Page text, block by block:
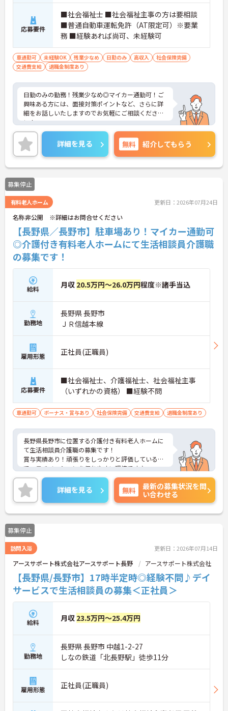
応募要件
■社会福祉士 ■社会福祉主事の方は要相談
■普通自動車運転免許（AT限定可）※要業
務 ■経験あれば尚可、未経験可
車通勤可 未経験OK 残業少なめ 日勤のみ 高収入
社会保険完備
交通費支給
退職金制度あり
日勤のみの勤務！残業少なめ◎マイカー通勤可！ご
興味ある方には、面接対策ポイントなど、さらに詳
細をお話しいたしますのでお気軽にご相談くださ
い！
詳細を見る 無料 紹介してもらう
募集停止
有料老人ホーム 更新日：2026年07月24日
名称非公開 ※詳細はお問合せください
【長野県／長野市】駐車場あり！マイカー通勤可
◎介護付き有料老人ホームにて生活相談員介護職
の募集です！
給料 月収 20.5万円～26.0万円程度※諸手当込
勤務地
長野県 長野市
ＪＲ信越本線
雇用形態 正社員(正職員)
応募要件
■社会福祉士、介護福祉士、社会福祉主事
（いずれかの資格） ■経験不問
車通勤可 ボーナス・賞与あり 社会保険完備 交通費支給 退職金制度あり
長野県長野市に位置する介護付き有料老人ホームに
て生活相談員介護職の募集です！
賞与実績あり！頑張りをしっかりと評価しているの
で、モチベーションを保ちやすい環境です♪
勤務日は相談に応じますのでワークライフバランス
を大切にしながら働いていただけます◎
ご興味のある方は、マイナビ介護職までお問い合わ
せください。
詳細を見る 無料
最新の募集状況を問
い合わせる
募集停止
訪問入浴 更新日：2026年07月14日
アースサポート株式会社アースサポート長野 アースサポート株式会社
【長野県/長野市】17時半定時◎経験不問♪デイ
サービスで生活相談員の募集＜正社員＞
給料 月収 23.5万円～25.4万円
勤務地
長野県 長野市 中越1-2-27
しなの鉄道「北長野駅」徒歩11分
雇用形態 正社員(正職員)